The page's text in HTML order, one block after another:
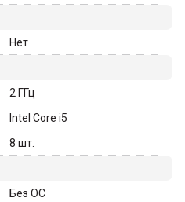
Нет
2 ГГц
Intel Core i5
8 шт.
Без ОС